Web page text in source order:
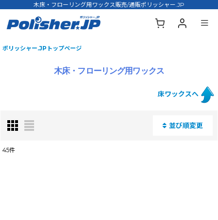
木床・フローリング用ワックス販売/通販ポリッシャー.JP
ポリッシャー.JPトップページ
木床・フローリング用ワックス
床ワックスへ
並び順変更
45件